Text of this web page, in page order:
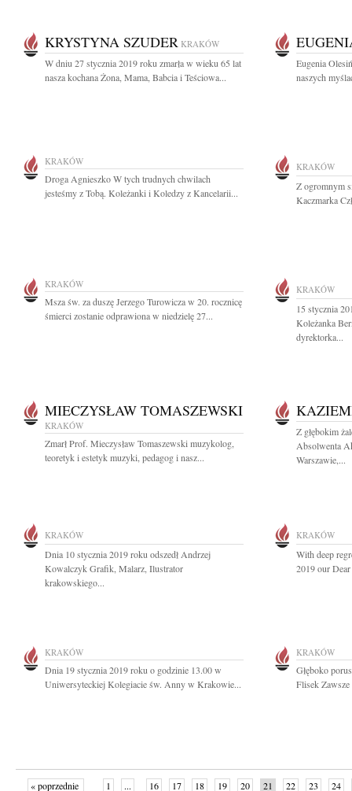
KRYSTYNA SZUDER KRAKÓW
W dniu 27 stycznia 2019 roku zmarła w wieku 65 lat
nasza kochana Żona, Mama, Babcia i Teściowa...
Eugenia
naszych
KRAKÓW
Droga Agnieszko W tych trudnych chwilach
jesteśmy z Tobą. Koleżanki i Koledzy z Kancelarii...
KRAKÓW
Z ogromnym
Kaczmarka
KRAKÓW
Msza św. za duszę Jerzego Turowicza w 20. rocznicę
śmierci zostanie odprawiona w niedzielę 27...
KRAKÓW
15 stycznia
Koleżanka
dyrektorka...
MIECZYSŁAW TOMASZEWSKI
KRAKÓW
Zmarł Prof. Mieczysław Tomaszewski muzykolog,
teoretyk i estetyk muzyki, pedagog i nasz...
Z głębokim
Absolwenta
Warszawie,...
KRAKÓW
Dnia 10 stycznia 2019 roku odszedł Andrzej
Kowalczyk Grafik, Malarz, Ilustrator
krakowskiego...
KRAKÓW
With deep
2019 our
KRAKÓW
Dnia 19 stycznia 2019 roku o godzinie 13.00 w
Uniwersyteckiej Kolegiacie św. Anny w Krakowie...
KRAKÓW
Głęboko
Flisek
« poprzednie 1 ... 16 17 18 19 20 21 22 23 24